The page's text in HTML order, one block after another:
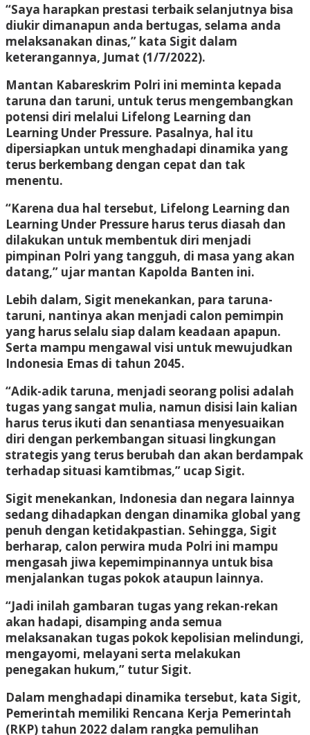
“Saya harapkan prestasi terbaik selanjutnya bisa
diukir dimanapun anda bertugas, selama anda
melaksanakan dinas,” kata Sigit dalam
keterangannya, Jumat (1/7/2022).
Mantan Kabareskrim Polri ini meminta kepada
taruna dan taruni, untuk terus mengembangkan
potensi diri melalui Lifelong Learning dan
Learning Under Pressure. Pasalnya, hal itu
dipersiapkan untuk menghadapi dinamika yang
terus berkembang dengan cepat dan tak
menentu.
“Karena dua hal tersebut, Lifelong Learning dan
Learning Under Pressure harus terus diasah dan
dilakukan untuk membentuk diri menjadi
pimpinan Polri yang tangguh, di masa yang akan
datang,” ujar mantan Kapolda Banten ini.
Lebih dalam, Sigit menekankan, para taruna-
taruni, nantinya akan menjadi calon pemimpin
yang harus selalu siap dalam keadaan apapun.
Serta mampu mengawal visi untuk mewujudkan
Indonesia Emas di tahun 2045.
“Adik-adik taruna, menjadi seorang polisi adalah
tugas yang sangat mulia, namun disisi lain kalian
harus terus ikuti dan senantiasa menyesuaikan
diri dengan perkembangan situasi lingkungan
strategis yang terus berubah dan akan berdampak
terhadap situasi kamtibmas,” ucap Sigit.
Sigit menekankan, Indonesia dan negara lainnya
sedang dihadapkan dengan dinamika global yang
penuh dengan ketidakpastian. Sehingga, Sigit
berharap, calon perwira muda Polri ini mampu
mengasah jiwa kepemimpinannya untuk bisa
menjalankan tugas pokok ataupun lainnya.
“Jadi inilah gambaran tugas yang rekan-rekan
akan hadapi, disamping anda semua
melaksanakan tugas pokok kepolisian melindungi,
mengayomi, melayani serta melakukan
penegakan hukum,” tutur Sigit.
Dalam menghadapi dinamika tersebut, kata Sigit,
Pemerintah memiliki Rencana Kerja Pemerintah
(RKP) tahun 2022 dalam rangka pemulihan